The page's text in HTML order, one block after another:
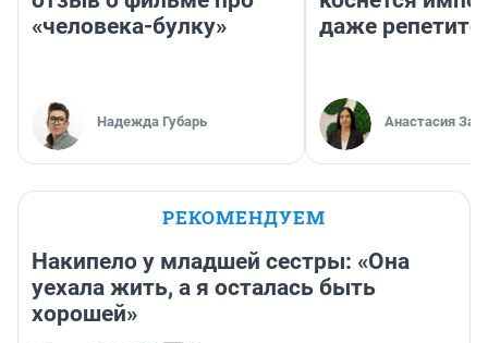
«человека-булку»
Надежда Губарь
даже
Анастасия
РЕКОМЕНДУЕМ
Накипело у младшей сестры: «Она
уехала жить, а я осталась быть
хорошей»